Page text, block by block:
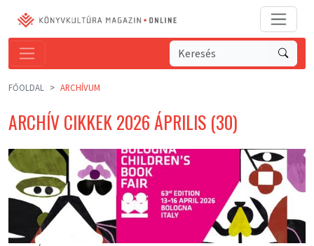
FŐOLDAL ARCHÍVUM
ARCHÍV CIKKEK 2026 ÁPRILIS (30)